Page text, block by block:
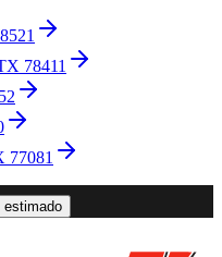
78411
77081
estimado